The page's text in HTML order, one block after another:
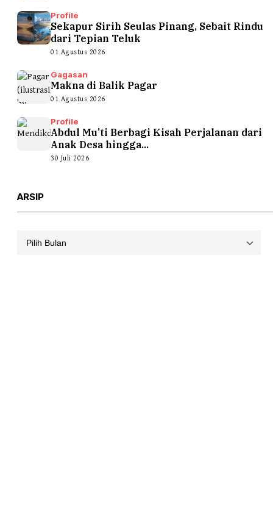
Profile
Sekapur Sirih Seulas Pinang, Sebait Rindu
dari Tepian Teluk
01 Agustus 2026
Gagasan
Makna di Balik Pagar
01 Agustus 2026
Profile
Abdul Mu’ti Berbagi Kisah Perjalanan dari
Anak Desa hingga...
30 Juli 2026
ARSIP